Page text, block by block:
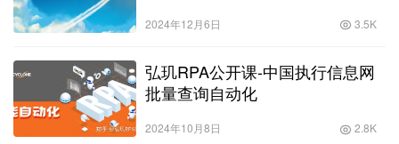
2024年12月6日 3.5K
弘玑RPA公开课-中国执行信息网
批量查询自动化
2024年10月8日 2.8K